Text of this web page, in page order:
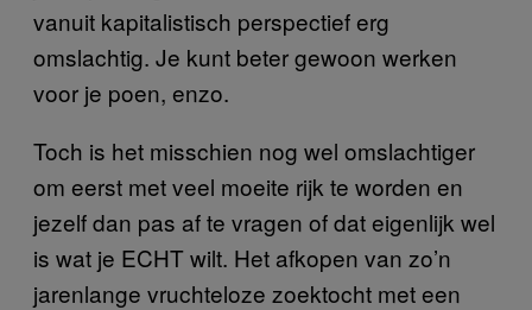
vanuit kapitalistisch perspectief erg
omslachtig. Je kunt beter gewoon werken
voor je poen, enzo.
Toch is het misschien nog wel omslachtiger
om eerst met veel moeite rijk te worden en
jezelf dan pas af te vragen of dat eigenlijk wel
is wat je ECHT wilt. Het afkopen van zo’n
jarenlange vruchteloze zoektocht met een